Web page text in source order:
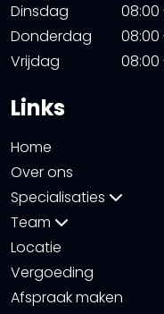
Dinsdag
08:00
Donderdag
08:00
Vrijdag
08:00
Links
Home
Over ons
Specialisaties
Team
Locatie
Vergoeding
Afspraak maken